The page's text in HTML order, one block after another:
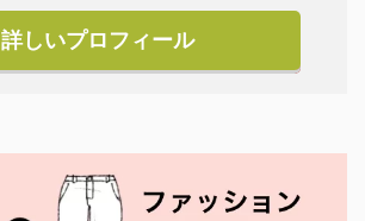
詳しいプロフィール